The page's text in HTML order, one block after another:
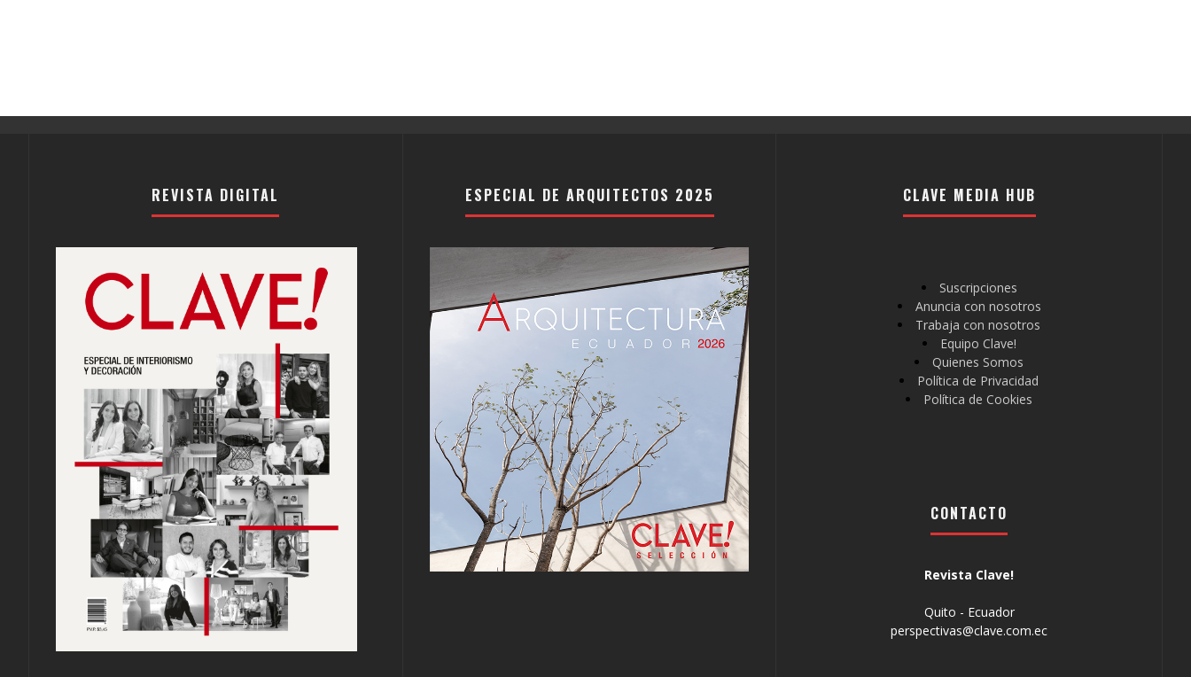
REVISTA DIGITAL ESPECIAL DE ARQUITECTOS 2025 CLAVE MEDIA HUB
Suscripciones
Anuncia con nosotros
Trabaja con nosotros
Equipo Clave!
Quienes Somos
Política de Privacidad
Política de Cookies
CONTACTO
Revista Clave!
Quito - Ecuador
perspectivas@clave.com.ec